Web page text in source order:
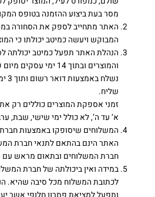
מסר בעת ביצוע ההזמנה בטופס
האתר מתחייב לספק את הסחורה
המבוקש ויעשה כמיטב יכולתו כי
הנהלת האתר תפעל כמיטב יכולתה
והמוצרים ובתוך 14
שליח.
זמני אספקת המוצרים כוללים רק
א’ עד ה’, לא כולל ימי שישי, שבת,
המשלוחים שיסופקו באמצעות
האתר הינם בהתאם לתנאי חברת
חברת המשלוחים ובתאום מראש עם
במידה ואין ביכולתה של חברת
לכתובת המשלוח מכל סיבה שהיא.